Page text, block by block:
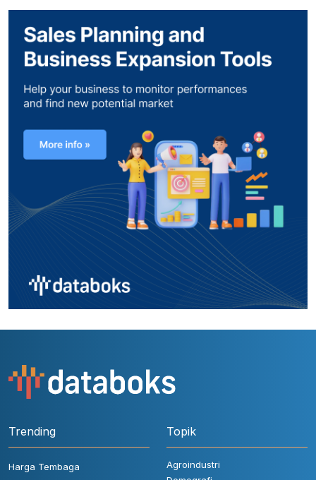
Trending
Harga Tembaga
Topik
Agroindustri